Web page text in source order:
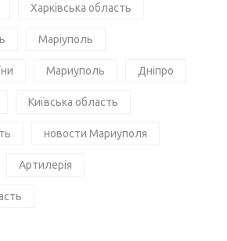
Харківська область
Маріуполь
Мариуполь Дніпро
Київська область
новости Мариуполя
Артилерія